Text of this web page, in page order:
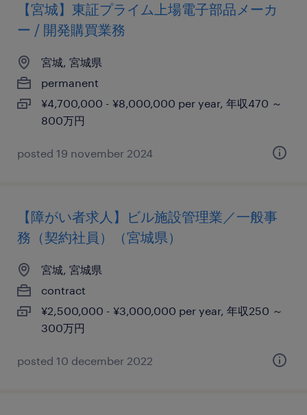
【宮城】東証プライム上場電子部品メーカ
ー / 開発購買業務
宮城, 宮城県
permanent
¥4,700,000 - ¥8,000,000 per year, 年収470 ～
800万円
posted 19 november 2024
【障がい者求人】ビル施設管理業／一般事
務（契約社員）（宮城県）
宮城, 宮城県
contract
¥2,500,000 - ¥3,000,000 per year, 年収250 ～
300万円
posted 10 december 2022